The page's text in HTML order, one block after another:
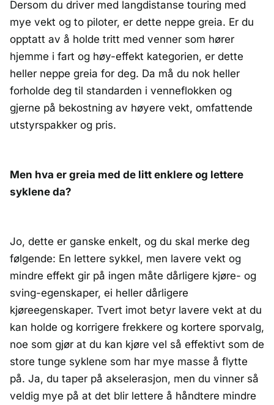
Dersom du driver med langdistanse touring med
mye vekt og to piloter, er dette neppe greia. Er du
opptatt av å holde tritt med venner som hører
hjemme i fart og høy-effekt kategorien, er dette
heller neppe greia for deg. Da må du nok heller
forholde deg til standarden i venneflokken og
gjerne på bekostning av høyere vekt, omfattende
utstyrspakker og pris.
Men hva er greia med de litt enklere og lettere
syklene da?
Jo, dette er ganske enkelt, og du skal merke deg
følgende: En lettere sykkel, men lavere vekt og
mindre effekt gir på ingen måte dårligere kjøre- og
sving-egenskaper, ei heller dårligere
kjøreegenskaper. Tvert imot betyr lavere vekt at du
kan holde og korrigere frekkere og kortere sporvalg,
noe som gjør at du kan kjøre vel så effektivt som de
store tunge syklene som har mye masse å flytte
på. Ja, du taper på akselerasjon, men du vinner så
veldig mye på at det blir lettere å håndtere mindre